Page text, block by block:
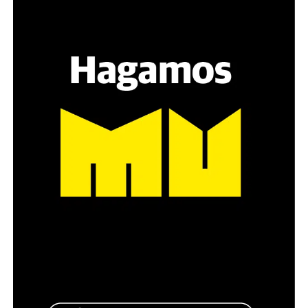
mamá de Lucía Pérez
es a través del interrogante, que puedan encarnar la
pregunta», comparte Gonzalo, de 41 años.